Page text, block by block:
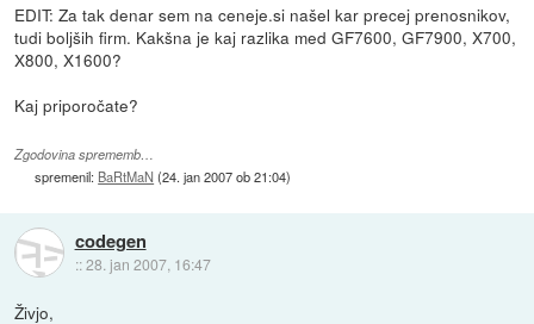
EDIT: Za tak denar sem na ceneje.si našel kar precej prenosnikov,
tudi boljših firm. Kakšna je kaj razlika med GF7600, GF7900, X700,
X800, X1600?
Kaj priporočate?
Zgodovina sprememb…
spremenil: BaRtMaN(24. jan 2007 ob 21:04)
codegen
::28. jan 2007, 16:47
Živjo,